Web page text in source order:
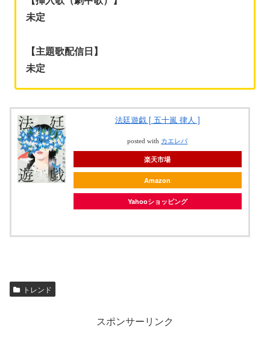
未定
【主題歌配信日】
未定
法廷遊戯 [ 五十嵐 律人 ]
posted with カエレバ
楽天市場
Amazon
Yahooショッピング
トレンド
スポンサーリンク